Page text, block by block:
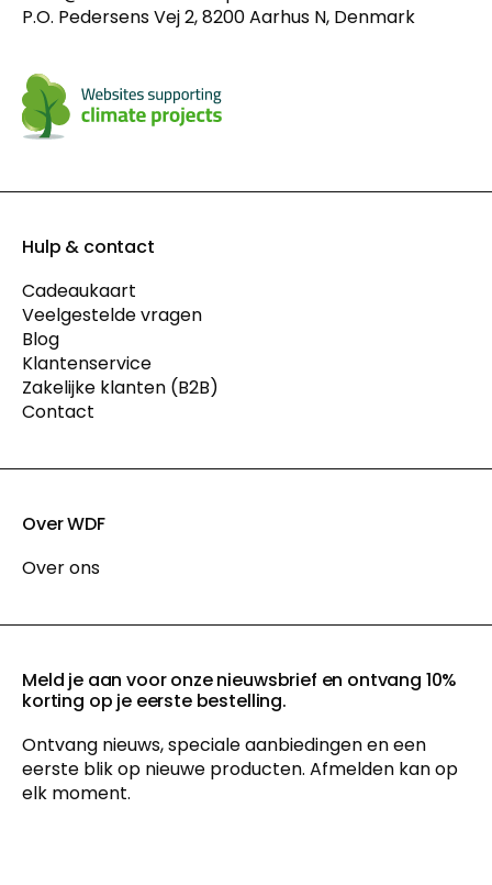
P.O. Pedersens Vej 2, 8200 Aarhus N, Denmark
Hulp & contact
Cadeaukaart
Veelgestelde vragen
Blog
Klantenservice
Zakelijke klanten (B2B)
Contact
Over WDF
Over ons
Meld je aan voor onze nieuwsbrief en ontvang 10%
korting op je eerste bestelling.
Ontvang nieuws, speciale aanbiedingen en een
eerste blik op nieuwe producten. Afmelden kan op
elk moment.